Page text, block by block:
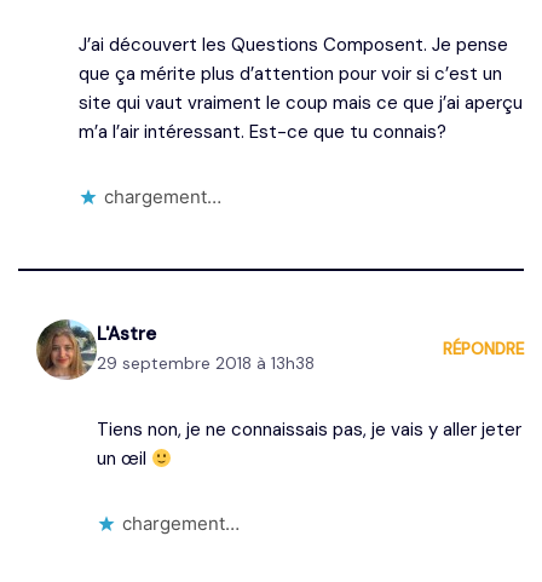
J’ai découvert les Questions Composent. Je pense
que ça mérite plus d’attention pour voir si c’est un
site qui vaut vraiment le coup mais ce que j’ai aperçu
m’a l’air intéressant. Est-ce que tu connais?
chargement…
L'Astre
29 septembre 2018 à 13h38
RÉPONDRE
Tiens non, je ne connaissais pas, je vais y aller jeter
un œil
chargement…